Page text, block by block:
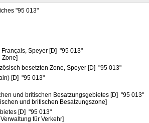
"95 013"
Speyer [D] "95 013"
Zone]
besetzten Zone, Speyer [D] "95 013"
[D] "95 013"
und britischen Besatzungsgebietes [D] "95 013"
und britischen Besatzungszone]
[D] "95 013"
für Verkehr]